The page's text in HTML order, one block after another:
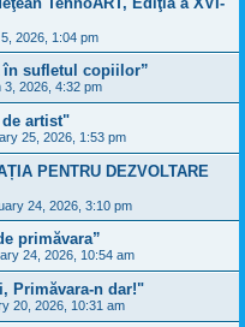
2026, 1:04 pm
în sufletul copiilor”
3, 2026, 4:32 pm
artist"
25, 2026, 1:53 pm
PENTRU DEZVOLTARE
24, 2026, 3:10 pm
primăvara”
24, 2026, 10:54 am
Primăvara-n dar!"
20, 2026, 10:31 am